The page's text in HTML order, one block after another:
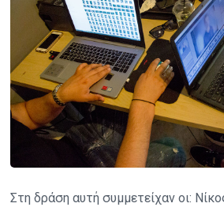
Στη δράση αυτή συμμετείχαν οι: